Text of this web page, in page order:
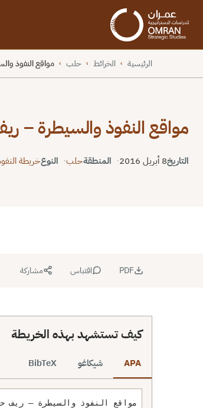
الرئيسية › الخرائط › حلب › مواقع النفوذ
مواقع النفوذ والسيطرة – ريف حلب
التاريخ8 أبريل 2016 المنطقةحلب النوعخريطة
PDF اقتباس مشاركة
كيف تستشهد بهذه الخريطة
APA شيكاغو BibTeX